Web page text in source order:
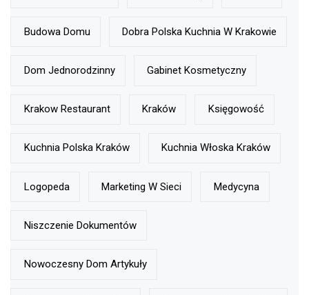
Budowa Domu Dobra Polska Kuchnia W Krakowie
Dom Jednorodzinny Gabinet Kosmetyczny
Krakow Restaurant Kraków Księgowość
Kuchnia Polska Kraków Kuchnia Włoska Kraków
Logopeda Marketing W Sieci Medycyna
Niszczenie Dokumentów
Nowoczesny Dom Artykuły